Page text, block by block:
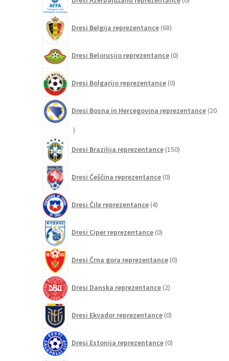
izdelkov
Dresi Belgija reprezentance 68izdelkov
Dresi Belorusijo reprezentance 0izdelkov
Dresi Bolgarijo reprezentance 0izdelkov
Dresi Bosna in Hercegovina reprezentance 20
20
Dresi Brazilija reprezentance 150izdelkov
Dresi Češčina reprezentance 0izdelkov
Dresi Čile reprezentance 4izdelki
Dresi Ciper reprezentance 0izdelkov
Dresi Črna gora reprezentance 0izdelkov
Dresi Danska reprezentance 2izdelka
Dresi Ekvador reprezentance 0izdelkov
Dresi Estonija reprezentance 0izdelkov